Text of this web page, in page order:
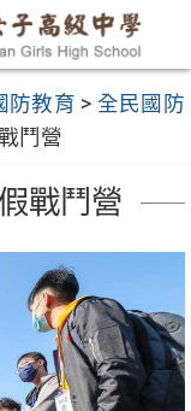
防教育 > 全民國防
鬥營
戰鬥營